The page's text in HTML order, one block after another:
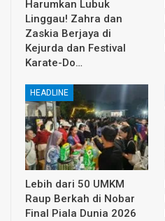
Harumkan Lubuk
Linggau! Zahra dan
Zaskia Berjaya di
Kejurda dan Festival
Karate-Do…
HEADLINE
Lebih dari 50 UMKM
Raup Berkah di Nobar
Final Piala Dunia 2026